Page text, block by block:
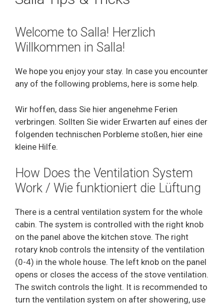
Welcome to Salla! Herzlich
Willkommen in Salla!
We hope you enjoy your stay. In case you encounter
any of the following problems, here is some help.
Wir hoffen, dass Sie hier angenehme Ferien
verbringen. Sollten Sie wider Erwarten auf eines der
folgenden technischen Porbleme stoßen, hier eine
kleine Hilfe.
How Does the Ventilation System
Work / Wie funktioniert die Lüftung
There is a central ventilation system for the whole
cabin. The system is controlled with the right knob
on the panel above the kitchen stove. The right
rotary knob controls the intensity of the ventilation
(0-4) in the whole house. The left knob on the panel
opens or closes the access of the stove ventilation.
The switch controls the light. It is recommended to
turn the ventilation system on after showering, use